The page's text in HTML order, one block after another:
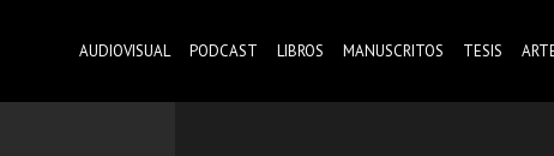
AUDIOVISUAL PODCAST LIBROS MANUSCRITOS TESIS